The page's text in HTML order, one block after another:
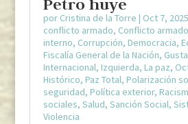
por Cristina de la Torre | Oct 7, 2025
conflicto armado, Conflicto armado
interno, Corrupción, Democracia,
Fiscalía General de la Nación,
Internacional, Izquierda, La paz,
Histórico, Paz Total, Polarización
seguridad, Política exterior,
sociales, Salud, Sanción Social,
Violencia